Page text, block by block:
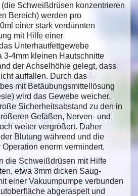
Schweißdrüsen konzentrieren
Bereich) werden pro
einer stark verdünnten
mit Hilfe einer
Unterhautfettgewebe
3-4mm kleinen Hautschnitte
der Achselhöhle gelegt, dass
auffallen. Durch das
mit Betäubungsmittellösung
wird das Gewebe weicher.
Sicherheitsabstand zu den in
Gefäßen, Nerven- und
weiter vergrößert. Daher
Blutung während und die
enorm vermindert.
die Schweißdrüsen mit Hilfe
etwa 3mm dicken Saug-
einer Vakuumpumpe verbunden
abgeraspelt und